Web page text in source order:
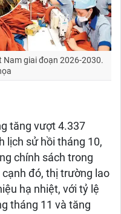
giai đoạn 2026-2030.
tăng vượt 4.337
lịch sử hồi tháng 10,
chính sách trong
đó, thị trường lao
hạ nhiệt, với tỷ lệ
tháng 11 và tăng